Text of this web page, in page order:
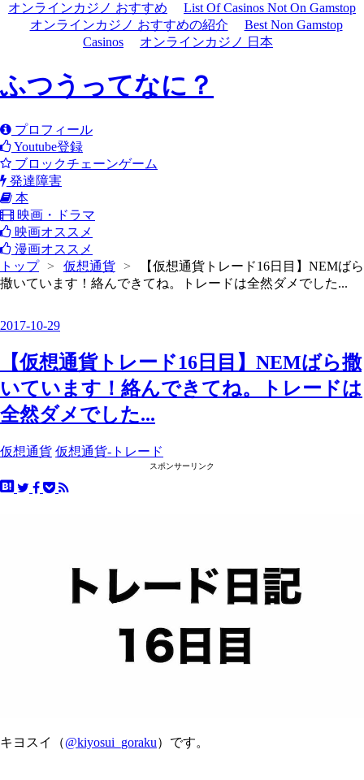
オンラインカジノ おすすめ
List Of Casinos Not On Gamstop
オンラインカジノ おすすめの紹介
Best Non Gamstop
Casinos
オンラインカジノ 日本
ふつうってなに？
プロフィール
Youtube登録
ブロックチェーンゲーム
発達障害
本
映画・ドラマ
映画オススメ
漫画オススメ
トップ
> 仮想通貨 >
【仮想通貨トレード16日目】NEMばら
撒いています！絡んできてね。トレードは全然ダメでした...
2017-10-29
【仮想通貨トレード16日目】NEMばら撒
いています！絡んできてね。トレードは
全然ダメでした...
仮想通貨 仮想通貨-トレード
スポンサーリンク
キヨスイ（@kiyosui_goraku）です。